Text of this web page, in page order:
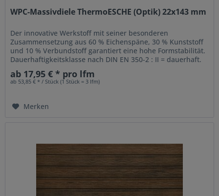
WPC-Massivdiele ThermoESCHE (Optik) 22x143 mm
Der innovative Werkstoff mit seiner besonderen
Zusammensetzung aus 60 % Eichenspäne, 30 % Kunststoff
und 10 % Verbundstoff garantiert eine hohe Formstabilität.
Dauerhaftigkeitsklasse nach DIN EN 350-2 : II = dauerhaft.
Unsere...
ab 17,95 € * pro lfm
ab 53,85 € * / Stück (1 Stück = 3 lfm)
Merken